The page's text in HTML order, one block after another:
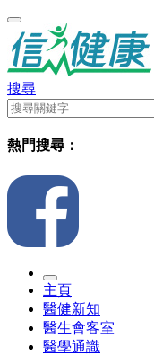
搜尋
熱門搜尋：
主頁
醫健新知
醫生會客室
醫學通識